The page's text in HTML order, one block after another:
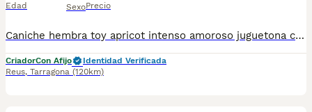
Edad SexoPrecio
Caniche hembra toy apricot intenso amoroso juguetona con cartilla sanitaria vacuna chip desparasitación con garantía víricas y congenitas
CriadorCon Afijo
Identidad Verificada
Reus, Tarragona (120km)